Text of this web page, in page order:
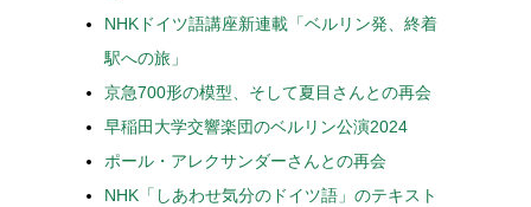
NHKドイツ語講座新連載「ベルリン発、終着
駅への旅」
京急700形の模型、そして夏目さんとの再会
早稲田大学交響楽団のベルリン公演2024
ポール・アレクサンダーさんとの再会
NHK「しあわせ気分のドイツ語」のテキスト